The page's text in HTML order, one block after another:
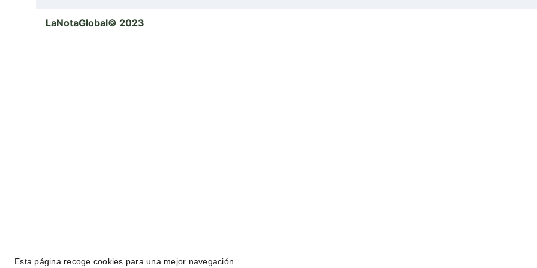
LaNotaGlobal© 2023
Esta página recoge cookies para una mejor navegación